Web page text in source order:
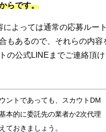
らです。
によっては通常の応募ルー
もあるので、それらの内容
の公式LINEまでご連絡頂
ントであっても、スカウトDM
本的に委託先の業者か2次代理
ておきましょう。